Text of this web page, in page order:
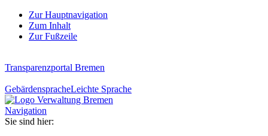
Zur Hauptnavigation
Zum Inhalt
Zur Fußzeile
Transparenzportal Bremen
GebärdenspracheLeichte Sprache
Navigation
Sie sind hier: